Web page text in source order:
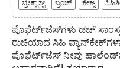
ಬ್ರೇಕ್ಫಾಸ್ಟ್ ಬ್ರಂಚ್ ಕೇಕ್ಸ್
ಪೊಫೆರ್ಟ್‌ಜೆಸ್‌ಗಳು ಡಚ್
ರುಚಿಯಾದ ಸಿಹಿ
ಪೊಫೆರ್ಟ್‌ಜೆಸ್ ನೀವು